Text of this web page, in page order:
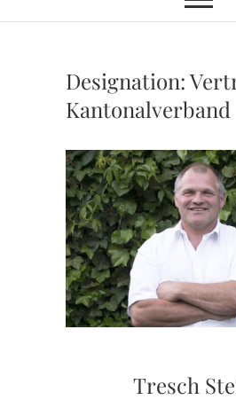
Designation:
Kantonalverband
Tresch